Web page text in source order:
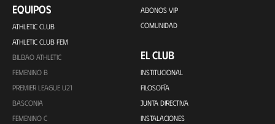
EQUIPOS
ATHLETIC CLUB
ATHLETIC CLUB FEM
BILBAO ATHLETIC
FEMENINO B
PREMIER LEAGUE U21
BASCONIA
FEMENINO C
ABONOS VIP
COMUNIDAD
EL CLUB
INSTITUCIONAL
FILOSOFÍA
JUNTA DIRECTIVA
INSTALACIONES